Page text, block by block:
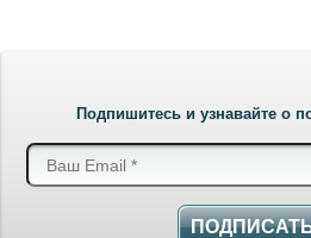
Подпишитесь и узнавайте о